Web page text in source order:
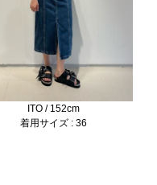
ITO / 152cm
着用サイズ : 36